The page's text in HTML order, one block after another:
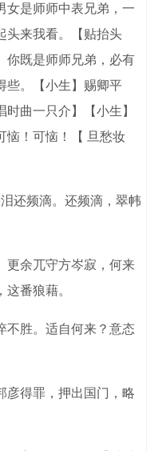
是师师中表兄弟，一
头来我看。【贴抬头
你既是师师兄弟，必有
些。【小生】赐卿平
曲一只介】【小生】
恼！可恼！【 旦愁妆
还频滴。还频滴，翠帏
余兀守方岑寂，何来
番狼藉。
胜。适自何来？意态
得罪，押出国门，略